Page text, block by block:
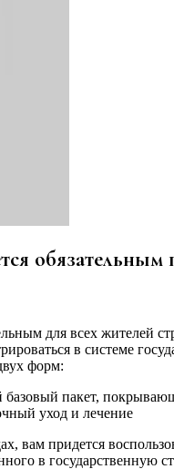
обязательным
для всех жителей
в системе
форм:
базовый пакет,
уход и лечение
вам придется
в государственную